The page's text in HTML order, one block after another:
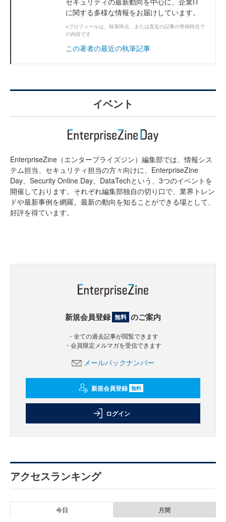
に関する多様な情報をお届けしています。
※プロフィールは、執筆時点、または直近の記事の寄稿時点で
の内容です
この著者の最近の執筆記事
イベント
EnterpriseZine（エンタープライズジン）編集部では、情報シス
テム担当、セキュリティ担当の方々向けに、EnterpriseZine
Day、Security Online Day、DataTechという、3つのイベントを
開催しております。それぞれ編集部独自の切り口で、業界トレン
ドや最新事例を網羅。最新の動向を知ることができる場として、
好評を得ています。
新規会員登録 無料 のご案内
・全ての過去記事が閲覧できます
・会員限定メルマガを受信できます
メールバックナンバー
新規会員登録 無料
ログイン
アクセスランキング
今日 月間